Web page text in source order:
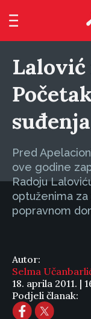
Pred
ove godine
Radoju
optuženima
popravnom
Autor:
Selma
18. aprila 2011. |
Podjeli članak: